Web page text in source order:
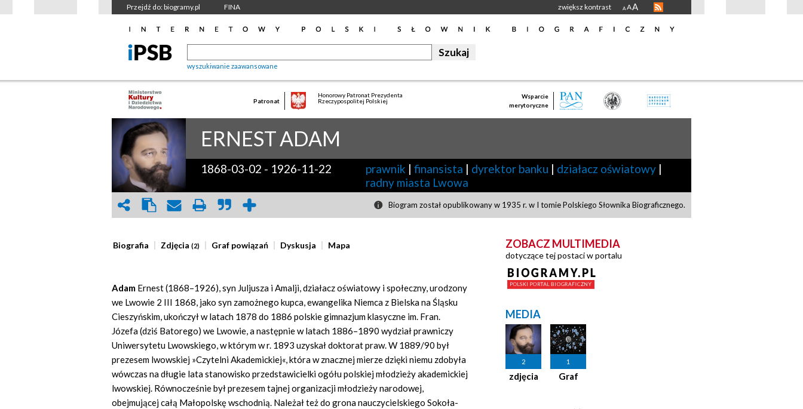
Przejdź do: biogramy.pl FINA zwiększ kontrast A AA
wyszukiwanie zaawansowane
Patronat
Honorowy Patronat Prezydenta
Rzeczypospolitej Polskiej
Wsparcie
merytoryczne
ERNESTADAM
1868-03-02 - 1926-11-22 prawnik | finansista | dyrektor banku | działacz oświatowy |
radny miasta Lwowa
Biogram został opublikowany w 1935 r. w I tomie Polskiego Słownika Biograficznego.
Biografia Zdjęcia(2) Graf powiązań Dyskusja Mapa
Adam Ernest (1868–1926), syn Juljusza i Amalji, działacz oświatowy i społeczny, urodzony
we Lwowie 2 III 1868, jako syn zamożnego kupca, ewangelika Niemca z Bielska na Śląsku
Cieszyńskim, ukończył w latach 1878 do 1886 polskie gimnazjum klasyczne im. Fran.
Józefa (dziś Batorego) we Lwowie, a następnie w latach 1886–1890 wydział prawniczy
Uniwersytetu Lwowskiego, w którym w r. 1893 uzyskał doktorat praw. W 1889/90 był
prezesem lwowskiej »Czytelni Akademickiej«, która w znacznej mierze dzięki niemu zdobyła
wówczas na długie lata stanowisko przedstawicielki ogółu polskiej młodzieży akademickiej
lwowskiej. Równocześnie był prezesem tajnej organizacji młodzieży narodowej,
obejmującej całą Małopolskę wschodnią. Należał też do grona nauczycielskiego Sokoła-
ZOBACZ MULTIMEDIA
dotyczące tej postaci w portalu
MEDIA
2
zdjęcia
1
Graf